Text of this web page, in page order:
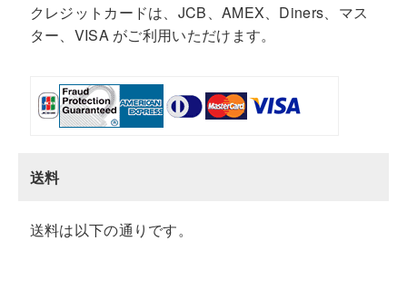
クレジットカードは、JCB、AMEX、Diners、マス
ター、VISA がご利用いただけます。
送料
送料は以下の通りです。